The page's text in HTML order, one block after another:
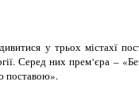
у трьох містахї
Серед них прем‘єра –
поставою».